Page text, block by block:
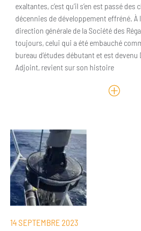
exaltantes, c’est qu’il s’en est passé des
décennies de développement effréné. À
direction générale de la Société des
toujours, celui qui a été embauché
bureau d’études débutant et est devenu
Adjoint, revient sur son histoire
14 SEPTEMBRE 2023